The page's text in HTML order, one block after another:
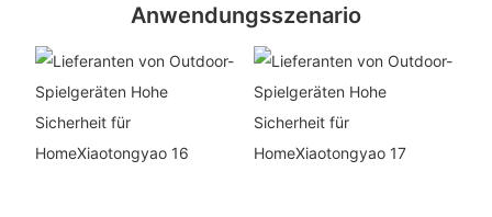
Anwendungsszenario